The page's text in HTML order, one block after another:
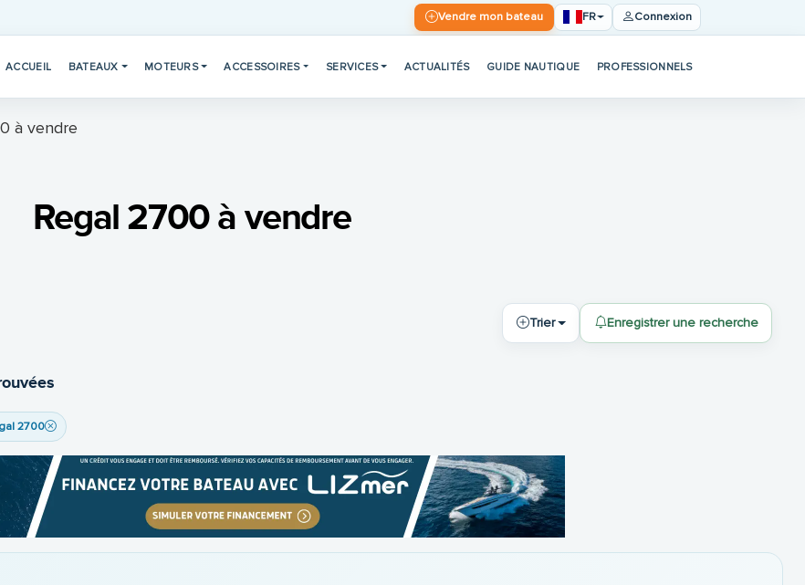
Vendre mon bateau FR Connexion
ACCUEIL BATEAUX MOTEURS ACCESSOIRES SERVICES ACTUALITÉS GUIDE NAUTIQUE PROFESSIONNELS
à vendre
Regal 2700 à vendre
Trier Enregistrer une recherche
2700